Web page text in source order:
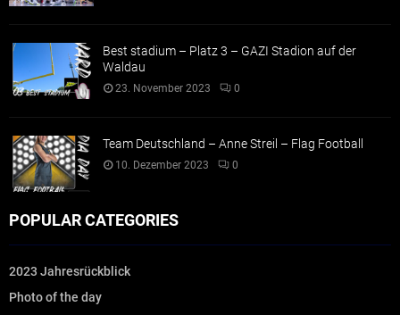
Best stadium – Platz 3 – GAZI Stadion auf der
Waldau
23. November 2023 0
Team Deutschland – Anne Streil – Flag Football
10. Dezember 2023 0
POPULAR CATEGORIES
2023 Jahresrückblick
Photo of the day